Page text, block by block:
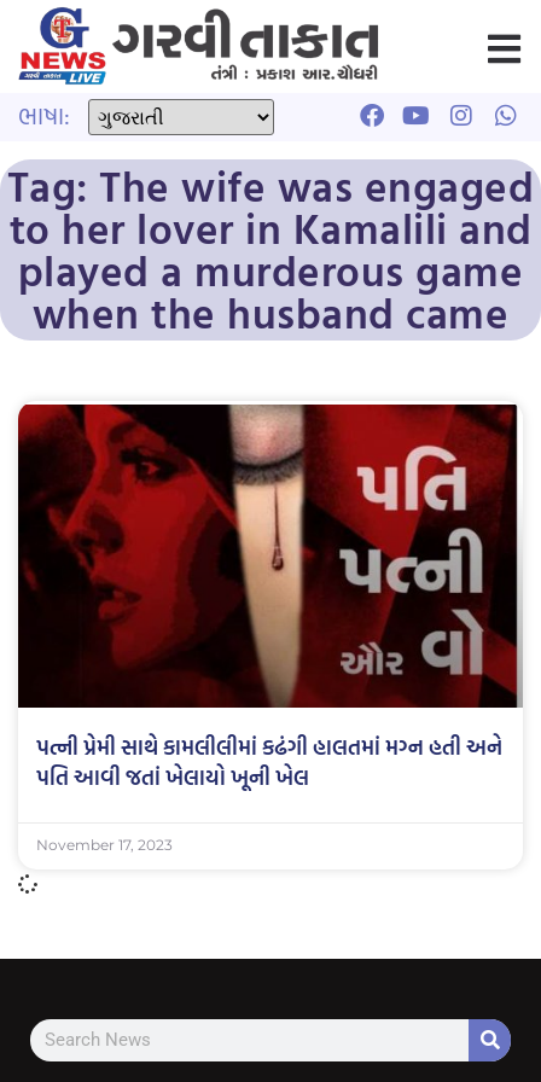
ભાષા:
Tag: The wife was engaged
to her lover in Kamalili and
played a murderous game
when the husband came
પત્ની પ્રેમી સાથે કામલીલીમાં કઢંગી હાલતમાં મગ્ન હતી અને
પતિ આવી જતાં ખેલાયો ખૂની ખેલ
November 17, 2023